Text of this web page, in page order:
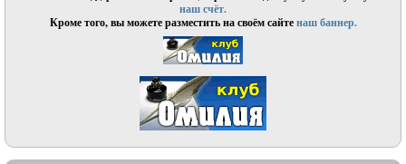
наш счёт.
Кроме того, вы можете разместить на своём сайтенаш баннер.